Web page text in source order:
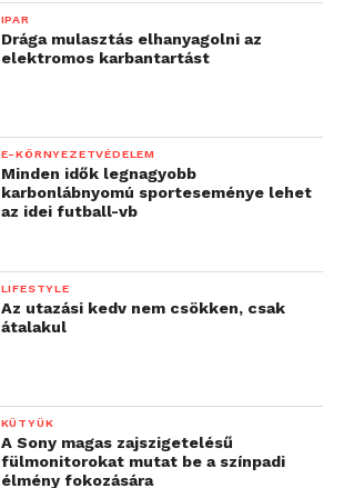
IPAR
Drága mulasztás elhanyagolni az
elektromos karbantartást
E-KÖRNYEZETVÉDELEM
Minden idők legnagyobb
karbonlábnyomú sporteseménye lehet
az idei futball-vb
LIFESTYLE
Az utazási kedv nem csökken, csak
átalakul
KÜTYÜK
A Sony magas zajszigetelésű
fülmonitorokat mutat be a színpadi
élmény fokozására